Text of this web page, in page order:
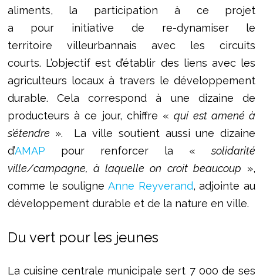
aliments, la participation à ce projet
a pour initiative de re-dynamiser le
territoire villeurbannais avec les circuits
courts. L’objectif est d’établir des liens avec les
agriculteurs locaux à travers le développement
durable. Cela correspond à une dizaine de
producteurs à ce jour, chiffre «qui est amené à
s’étendre ». La ville soutient aussi une dizaine
d’AMAP pour renforcer la «solidarité
ville/campagne, à laquelle on croit beaucoup »,
comme le souligne Anne Reyverand, adjointe au
développement durable et de la nature en ville.
Du vert pour les jeunes
La cuisine centrale municipale sert 7 000 de ses